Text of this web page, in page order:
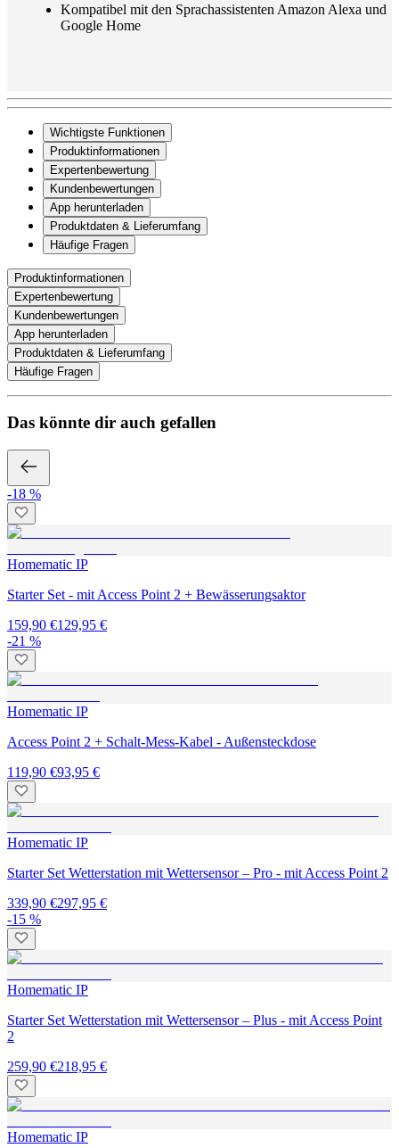
Kompatibel mit den Sprachassistenten Amazon Alexa und
Google Home
Wichtigste Funktionen
Produktinformationen
Expertenbewertung
Kundenbewertungen
App herunterladen
Produktdaten & Lieferumfang
Häufige Fragen
Produktinformationen
Expertenbewertung
Kundenbewertungen
App herunterladen
Produktdaten & Lieferumfang
Häufige Fragen
Das könnte dir auch gefallen
-18 %
Homematic IP
Starter Set - mit Access Point 2 + Bewässerungsaktor
159,90 €129,95 €
-21 %
Homematic IP
Access Point 2 + Schalt-Mess-Kabel - Außensteckdose
119,90 €93,95 €
Homematic IP
Starter Set Wetterstation mit Wettersensor – Pro - mit Access Point 2
339,90 €297,95 €
-15 %
Homematic IP
Starter Set Wetterstation mit Wettersensor – Plus - mit Access Point
2
259,90 €218,95 €
Homematic IP